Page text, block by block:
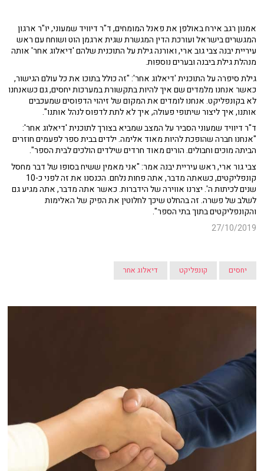
אמנון רגב אירח באולפן את פאנל המומחים, ד"ר דיוויד שמעוני, יו"ר ארגון
המגשרים בישראל ועורכת הדין המגשרת שגית ארגמן הוט ושוחח עם ראש
עיריית יבנה צבי גוב ארי, ואורנה גילת על התוכנית שלהם 'דיאלוג אחר' אותה
מנהלת גילת ביבנה ובערים נוספות.
גילת סיפרה על התוכנית 'דיאלוג אחר': "זה כולל בתוכו את כל עולם הגישור,
כאשר אנחנו מלמדים שם איך להיות בתקשורת במערכות יחסים, גם כשאנחנו
לא בקונפליקט. אנחנו לומדים את המקום של זיהוי הדפוסים שמעכבים
אותנו, איך ליצור שיתופי פעולה, איך לא לתת לדפוס לנהל אותנו".
ד"ר דיוויד שמעוני הסביר על המצב שמביא בצורך לתוכנית 'דיאלוג אחר':
"אנחנו חברה שהופכת להיות מאוד אלימה. ילדים בבית ספר לפעמים חוזרים
הביתה מוכים וחבולים. הורים מאוד חרדים שילדים הולכים לבית הספר".
צבי גור ארי, ראש עיריית יבנה אמר: "אני מאמין ששיח בסופו של דבר מחסל
קונפליקטים, כשאתה מדבר, אתה פחות נלחם. הכנסנו את זה לפני כ-10
שנים לכיתות ה'. יצרנו אווירה של הידברות. כאשר אתה מדבר, אתה מגיע גם
לשלב של פשרה. זה בהחלט שיכך לחלוטין את הפיק של האלימות
והקונפליקטים בתוך בתי הספר".
27/10/2019
יחסים קונפליקט דיאלוג אחר